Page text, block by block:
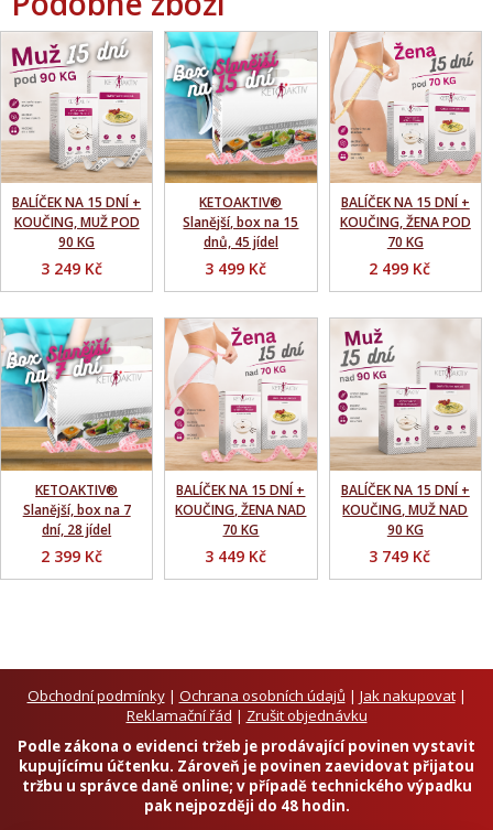
BALÍČEK NA 15 DNÍ +
KOUČING, MUŽ POD
90 KG
3 249 Kč
KETOAKTIV®
Slanější, box na 15
dnů, 45 jídel
3 499 Kč
BALÍČEK NA 15 DNÍ +
KOUČING, ŽENA POD
70 KG
2 499 Kč
KETOAKTIV®
Slanější, box na 7
dní, 28 jídel
2 399 Kč
BALÍČEK NA 15 DNÍ +
KOUČING, ŽENA NAD
70 KG
3 449 Kč
BALÍČEK NA 15 DNÍ +
KOUČING, MUŽ NAD
90 KG
3 749 Kč
Obchodní podmínky| Ochrana osobních údajů | Jak nakupovat|
Reklamační řád | Zrušit objednávku
Podle zákona o evidenci tržeb je prodávající povinen vystavit
kupujícímu účtenku. Zároveň je povinen zaevidovat přijatou
tržbu u správce daně online; v případě technického výpadku
pak nejpozději do 48 hodin.